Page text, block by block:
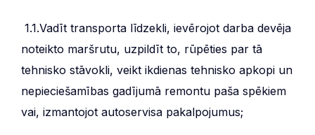
1.1.Vadīt transporta līdzekli, ievērojot darba devēja
noteikto maršrutu, uzpildīt to, rūpēties par tā
tehnisko stāvokli, veikt ikdienas tehnisko apkopi un
nepieciešamības gadījumā remontu paša spēkiem
vai, izmantojot autoservisa pakalpojumus;